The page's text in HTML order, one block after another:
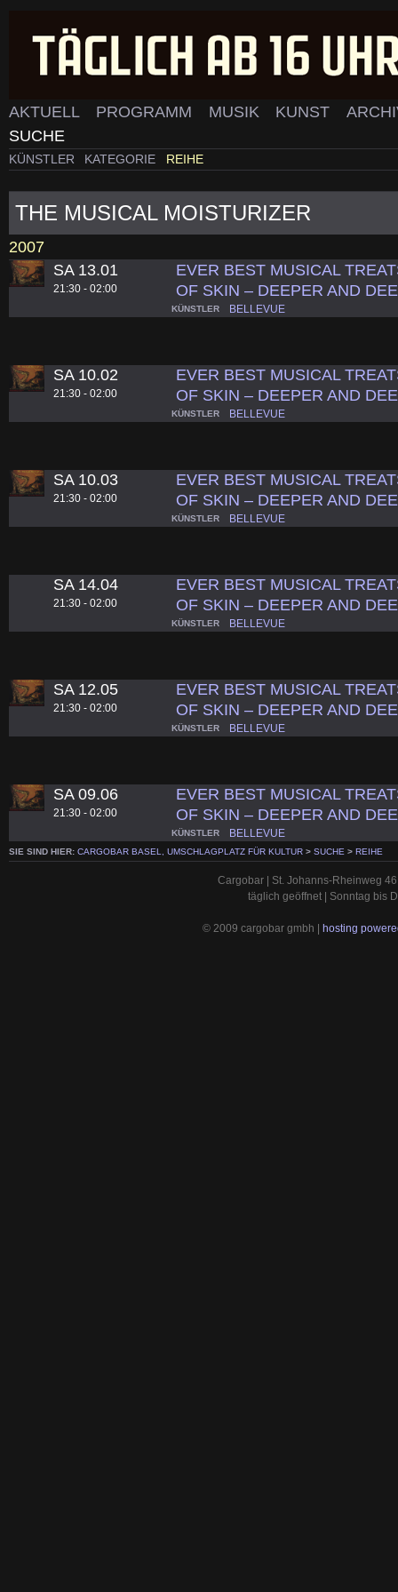
AKTUELL PROGRAMM MUSIK KUNST
SUCHE
KÜNSTLER KATEGORIE REIHE
THE MUSICAL MOISTURIZER
2007
SA 13.01
21:30 - 02:00
EVER BEST MUSICAL
OF SKIN – DEEPER AND
KÜNSTLER BELLEVUE
SA 10.02
21:30 - 02:00
EVER BEST MUSICAL
OF SKIN – DEEPER AND
KÜNSTLER BELLEVUE
SA 10.03
21:30 - 02:00
EVER BEST MUSICAL
OF SKIN – DEEPER AND
KÜNSTLER BELLEVUE
SA 14.04
21:30 - 02:00
EVER BEST MUSICAL
OF SKIN – DEEPER AND
KÜNSTLER BELLEVUE
SA 12.05
21:30 - 02:00
EVER BEST MUSICAL
OF SKIN – DEEPER AND
KÜNSTLER BELLEVUE
SA 09.06
21:30 - 02:00
EVER BEST MUSICAL
OF SKIN – DEEPER AND
KÜNSTLER BELLEVUE
SIE SIND HIER: CARGOBAR BASEL, UMSCHLAGPLATZ FÜR KULTUR > SUCHE > REIHE
Cargobar | St. Johanns-Rheinweg
täglich geöffnet | Sonntag bis
© 2009 cargobar gmbh | hosting